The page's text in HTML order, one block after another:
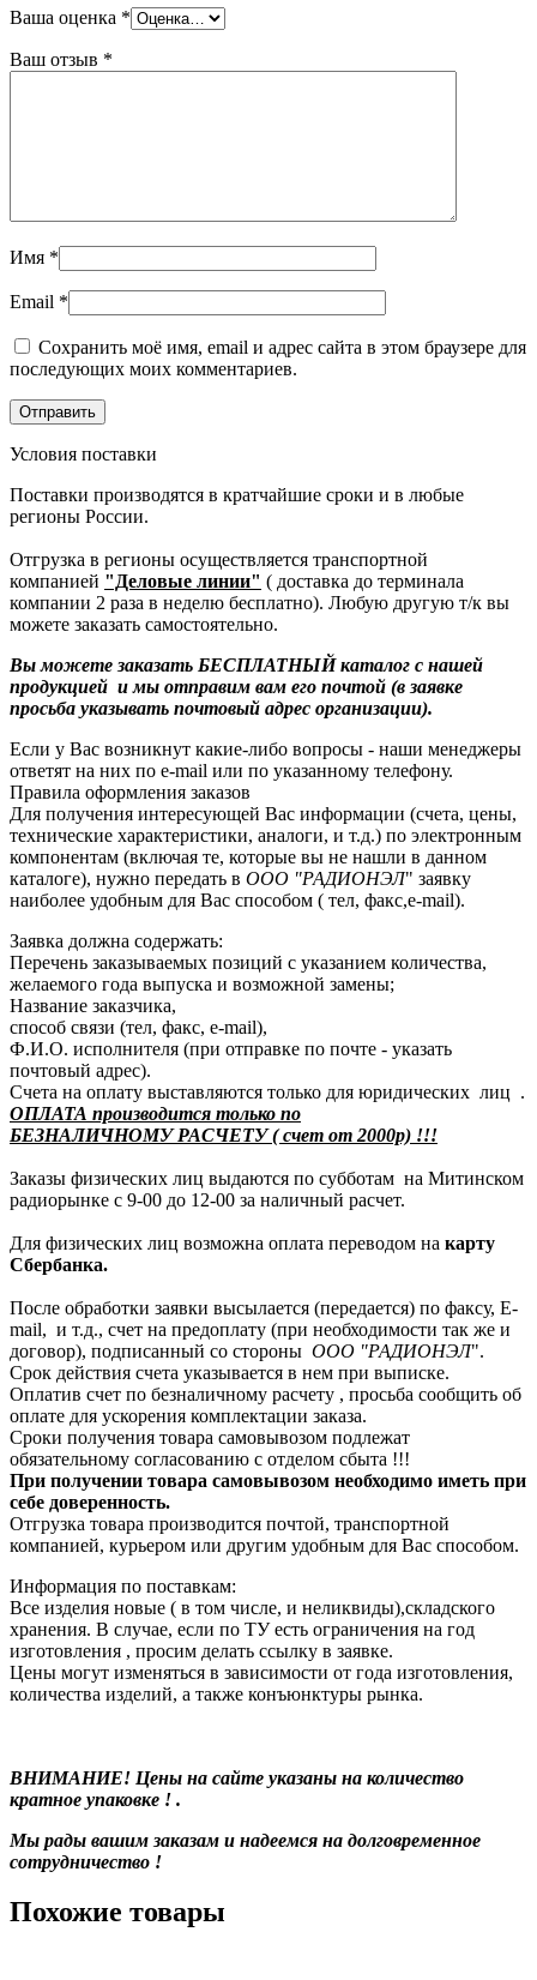
Ваша оценка *
Ваш отзыв *
Имя *
Email *
Сохранить моё имя, email и адрес сайта в этом браузере для
последующих моих комментариев.
Условия поставки
Поставки производятся в кратчайшие сроки и в любые
регионы России.
Отгрузка в регионы осуществляется транспортной
компанией "Деловые линии" ( доставка до терминала
компании 2 раза в неделю бесплатно). Любую другую т/к вы
можете заказать самостоятельно.
Вы можете заказать БЕСПЛАТНЫЙ каталог с нашей
продукцией и мы отправим вам его почтой (в заявке
просьба указывать почтовый адрес организации).
Если у Вас возникнут какие-либо вопросы - наши менеджеры
ответят на них по e-mail или по указанному телефону.
Правила оформления заказов
Для получения интересующей Вас информации (счета, цены,
технические характеристики, аналоги, и т.д.) по электронным
компонентам (включая те, которые вы не нашли в данном
каталоге), нужно передать в ООО "РАДИОНЭЛ" заявку
наиболее удобным для Вас способом ( тел, факс,e-mail).
Заявка должна содержать:
Перечень заказываемых позиций с указанием количества,
желаемого года выпуска и возможной замены;
Название заказчика,
способ связи (тел, факс, e-mail),
Ф.И.О. исполнителя (при отправке по почте - указать
почтовый адрес).
Счета на оплату выставляются только для юридических лиц .
ОПЛАТА производится только по
БЕЗНАЛИЧНОМУ РАСЧЕТУ ( счет от 2000р) !!!
Заказы физических лиц выдаются по субботам на Митинском
радиорынке с 9-00 до 12-00 за наличный расчет.
Для физических лиц возможна оплата переводом на карту
Сбербанка.
После обработки заявки высылается (передается) по факсу, E-
mail, и т.д., счет на предоплату (при необходимости так же и
договор), подписанный со стороны ООО "РАДИОНЭЛ".
Срок действия счета указывается в нем при выписке.
Оплатив счет по безналичному расчету , просьба сообщить об
оплате для ускорения комплектации заказа.
Сроки получения товара самовывозом подлежат
обязательному согласованию с отделом сбыта !!!
При получении товара самовывозом необходимо иметь при
себе доверенность.
Отгрузка товара производится почтой, транспортной
компанией, курьером или другим удобным для Вас способом.
Информация по поставкам:
Все изделия новые ( в том числе, и неликвиды),складского
хранения. В случае, если по ТУ есть ограничения на год
изготовления , просим делать ссылку в заявке.
Цены могут изменяться в зависимости от года изготовления,
количества изделий, а также конъюнктуры рынка.
ВНИМАНИЕ! Цены на сайте указаны на количество
кратное упаковке ! .
Мы рады вашим заказам и надеемся на долговременное
сотрудничество !
Похожие товары